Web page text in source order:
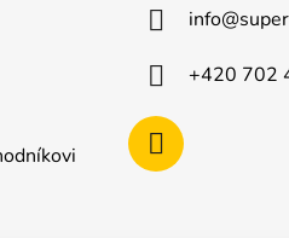
info@
+420 702